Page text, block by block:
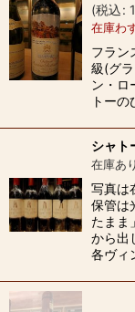
(税込:
在庫わ
フラ
級(グ
ン・ロ
トー
シャ
在庫あり
写真は
保管は
たまま
から出
各ヴィ